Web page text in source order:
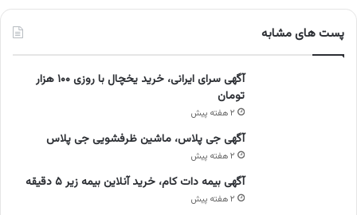
پست های مشابه
آگهی سرای ایرانی، خرید یخچال با روزی ۱۰۰ هزار
تومان
۲ هفته پیش
آگهی جی پلاس، ماشین ظرفشویی جی پلاس
۲ هفته پیش
آگهی بیمه دات کام، خرید آنلاین بیمه زیر ۵ دقیقه
۲ هفته پیش